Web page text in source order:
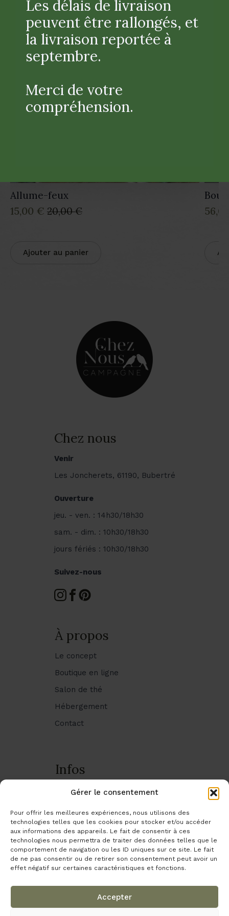
Gérer le consentement
Pour offrir les meilleures expériences, nous utilisons des
technologies telles que les cookies pour stocker et/ou accéder
aux informations des appareils. Le fait de consentir à ces
technologies nous permettra de traiter des données telles que le
comportement de navigation ou les ID uniques sur ce site. Le fait
de ne pas consentir ou de retirer son consentement peut avoir un
effet négatif sur certaines caractéristiques et fonctions.
Accepter
PROMO !
Allume-feux
20,00€
Le
était :
15,00 €
Le
est :Ajouter au panier
Chez nous
Venir
Les Joncherets, 61190, Bubertré
Ouverture
jeu. - ven. : 14h30/18h30
sam. - dim. : 10h30/18h30
jours fériés : 10h30/18h30
Suivez-nous
À propos
Le concept
Boutique en ligne
Salon de thé
Hébergement
Contact
Infos
Livraison & transport
Mes commandes
Mentions légales
Politique de confidentialité
Les délais de livraison
peuvent être rallongés, et
la livraison reportée à
septembre.
Merci de votre
compréhension.